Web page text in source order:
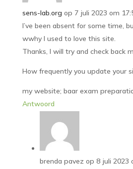
sens-lab.org op 7 juli 2023 om
I’ve been absent for some time,
wwhy I used to love this site.
Thanks, I will try and check back
How frequently you update your
my website; baar exam
Antwoord
brenda pavez op 8 juli 2023